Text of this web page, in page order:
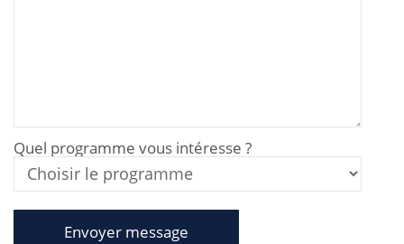
Quel programme vous intéresse ?
Envoyer message